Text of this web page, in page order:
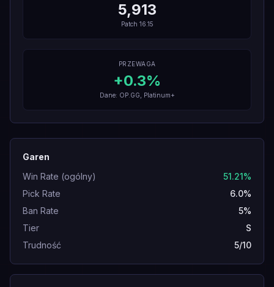
5,913
Patch 16.15
PRZEWAGA
+0.3%
Dane: OP.GG, Platinum+
Garen
Win Rate (ogólny)
51.21%
Pick Rate
6.0%
Ban Rate
5%
Tier
S
Trudność
5/10